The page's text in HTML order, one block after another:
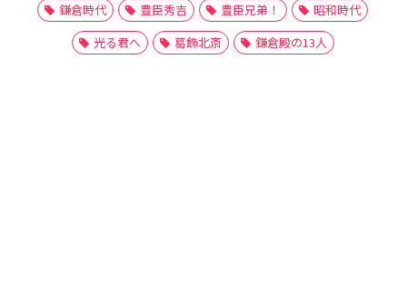
鎌倉時代
豊臣秀吉 豊臣兄弟！
昭和時代
光る君へ
葛飾北斎 鎌倉殿の13人